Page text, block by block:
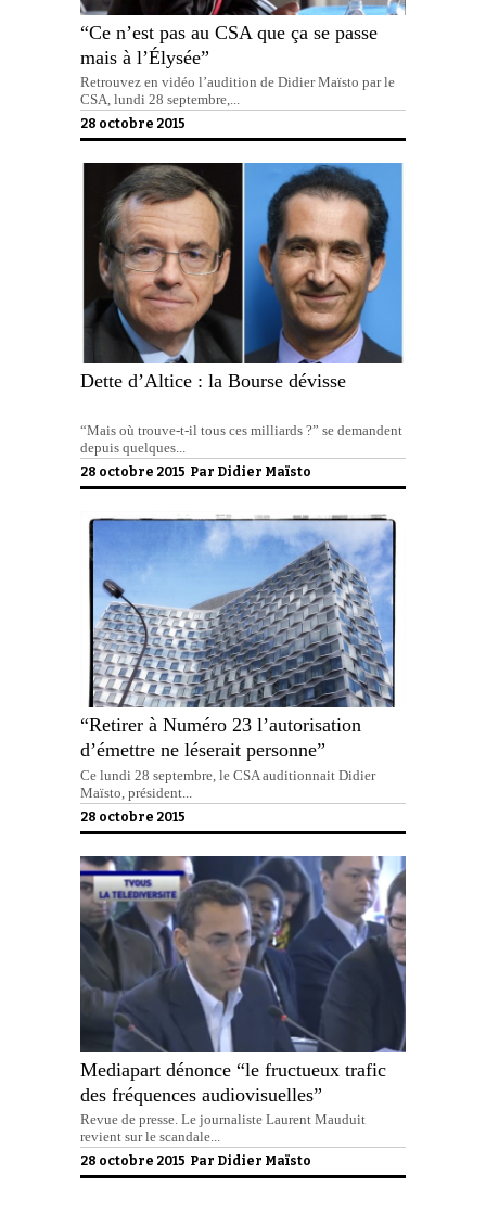
“Ce n’est pas au CSA que ça se passe
mais à l’Élysée”
Retrouvez en vidéo l’audition de Didier Maïsto par le
CSA, lundi 28 septembre,...
28 octobre 2015
Dette d’Altice : la Bourse dévisse
“Mais où trouve-t-il tous ces milliards ?” se demandent
depuis quelques...
28 octobre 2015 Par Didier Maïsto
“Retirer à Numéro 23 l’autorisation
d’émettre ne léserait personne”
Ce lundi 28 septembre, le CSA auditionnait Didier
Maïsto, président...
28 octobre 2015
Mediapart dénonce “le fructueux trafic
des fréquences audiovisuelles”
Revue de presse. Le journaliste Laurent Mauduit
revient sur le scandale...
28 octobre 2015 Par Didier Maïsto